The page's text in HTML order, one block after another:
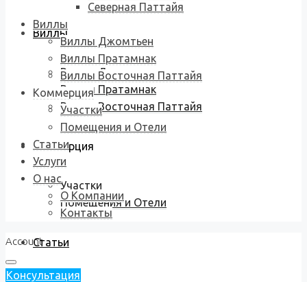
Виллы
Виллы Джомтьен
Виллы Пратамнак
Виллы Восточная Паттайя
Коммерция
Участки
Помещения и Отели
Статьи
Северная Паттайя
Виллы
Виллы Джомтьен
Виллы Пратамнак
Виллы Восточная Паттайя
Коммерция
Участки
Помещения и Отели
Статьи
Услуги
О нас
О Компании
Контакты
Account
Консультация